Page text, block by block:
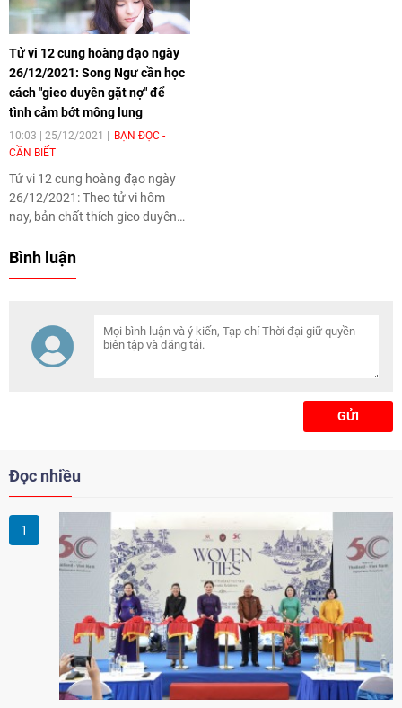
Tử vi 12 cung hoàng đạo ngày
26/12/2021: Song Ngư cần học
cách "gieo duyên gặt nợ" để
tình cảm bớt mông lung
10:03 | 25/12/2021
BẠN ĐỌC -
CẦN BIẾT
Tử vi 12 cung hoàng đạo ngày
26/12/2021: Theo tử vi hôm
nay, bản chất thích gieo duyên
cách đánh giá con người, như
Bình luận
GỬI
Đọc nhiều